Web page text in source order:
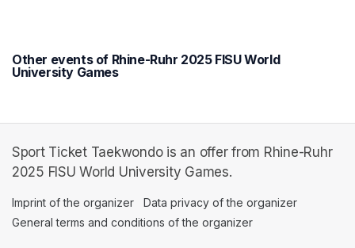
Other events of Rhine-Ruhr 2025 FISU World
University Games
Sport Ticket Taekwondo is an offer from Rhine-Ruhr
2025 FISU World University Games.
Imprint of the organizer (opens in a new tab)
Data privacy of the organizer
General terms and conditions of the organizer